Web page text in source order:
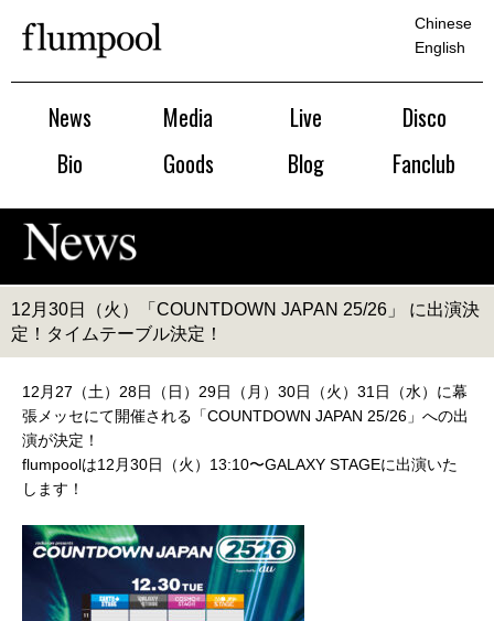
News Media Live
Disco
Bio
Goods Blog Fanclub
Chinese
English
12月30日（火）「COUNTDOWN JAPAN 25/26」 に出演決
定！タイムテーブル決定！
12月27（土）28日（日）29日（月）30日（火）31日（水）に幕
張メッセにて開催される「COUNTDOWN JAPAN 25/26」への出
演が決定！
flumpoolは12月30日（火）13:10〜GALAXY STAGEに出演いた
します！